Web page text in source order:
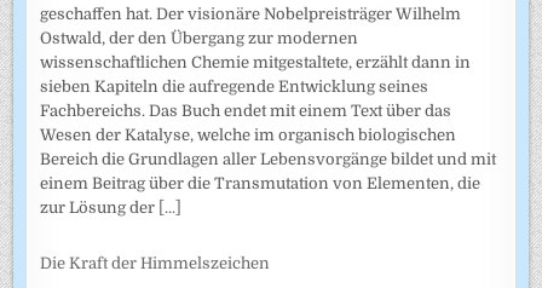
geschaffen hat. Der visionäre Nobelpreisträger Wilhelm
Ostwald, der den Übergang zur modernen
wissenschaftlichen Chemie mitgestaltete, erzählt dann in
sieben Kapiteln die aufregende Entwicklung seines
Fachbereichs. Das Buch endet mit einem Text über das
Wesen der Katalyse, welche im organisch biologischen
Bereich die Grundlagen aller Lebensvorgänge bildet und mit
einem Beitrag über die Transmutation von Elementen, die
zur Lösung der [...]
Die Kraft der Himmelszeichen